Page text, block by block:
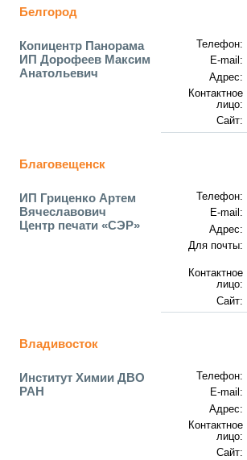
Белгород
Копицентр Панорама
ИП Дорофеев Максим
Анатольевич
Телефон:
E-mail:
Адрес:
Контактное
лицо:
Сайт:
Благовещенск
ИП Гриценко Артем
Вячеславович
Центр печати «СЭР»
Телефон:
E-mail:
Адрес:
Для почты:
Контактное
лицо:
Сайт:
Владивосток
Институт Химии ДВО
РАН
Телефон:
E-mail:
Адрес:
Контактное
лицо:
Сайт: